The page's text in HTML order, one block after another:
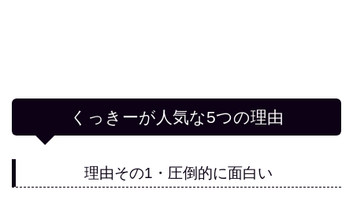
くっきーが人気な5つの理由
理由その1・圧倒的に面白い